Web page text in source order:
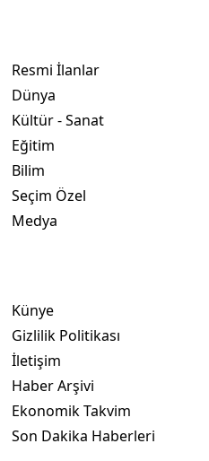
Karabük
Osmaniye
Resmi İlanlar
Dünya
Kültür - Sanat
Eğitim
Bilim
Seçim Özel
Medya
Künye
Gizlilik Politikası
İletişim
Haber Arşivi
Ekonomik Takvim
Son Dakika Haberleri